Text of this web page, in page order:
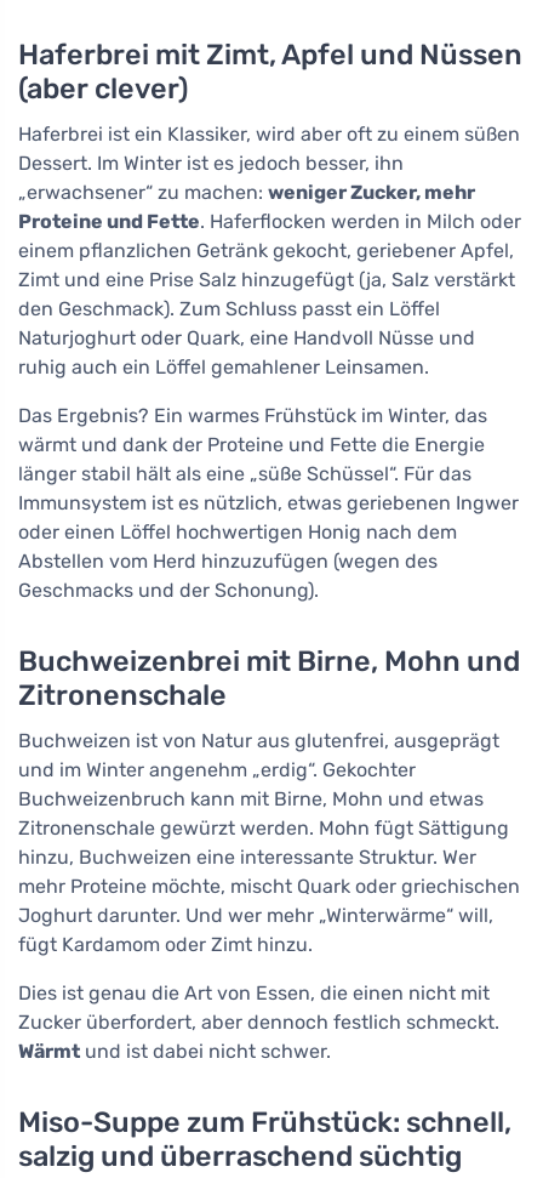
Haferbrei mit Zimt, Apfel und Nüssen
(aber clever)
Haferbrei ist ein Klassiker, wird aber oft zu einem süßen
Dessert. Im Winter ist es jedoch besser, ihn
„erwachsener“ zu machen: weniger Zucker, mehr
Proteine und Fette. Haferflocken werden in Milch oder
einem pflanzlichen Getränk gekocht, geriebener Apfel,
Zimt und eine Prise Salz hinzugefügt (ja, Salz verstärkt
den Geschmack). Zum Schluss passt ein Löffel
Naturjoghurt oder Quark, eine Handvoll Nüsse und
ruhig auch ein Löffel gemahlener Leinsamen.
Das Ergebnis? Ein warmes Frühstück im Winter, das
wärmt und dank der Proteine und Fette die Energie
länger stabil hält als eine „süße Schüssel“. Für das
Immunsystem ist es nützlich, etwas geriebenen Ingwer
oder einen Löffel hochwertigen Honig nach dem
Abstellen vom Herd hinzuzufügen (wegen des
Geschmacks und der Schonung).
Buchweizenbrei mit Birne, Mohn und
Zitronenschale
Buchweizen ist von Natur aus glutenfrei, ausgeprägt
und im Winter angenehm „erdig“. Gekochter
Buchweizenbruch kann mit Birne, Mohn und etwas
Zitronenschale gewürzt werden. Mohn fügt Sättigung
hinzu, Buchweizen eine interessante Struktur. Wer
mehr Proteine möchte, mischt Quark oder griechischen
Joghurt darunter. Und wer mehr „Winterwärme“ will,
fügt Kardamom oder Zimt hinzu.
Dies ist genau die Art von Essen, die einen nicht mit
Zucker überfordert, aber dennoch festlich schmeckt.
Wärmt und ist dabei nicht schwer.
Miso-Suppe zum Frühstück: schnell,
salzig und überraschend süchtig